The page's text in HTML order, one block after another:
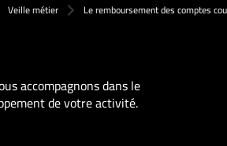
Veille métier Le remboursement des comptes
accompagnons dans le
de votre activité.